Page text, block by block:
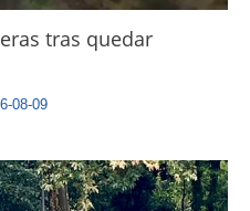
tras quedar
08-09